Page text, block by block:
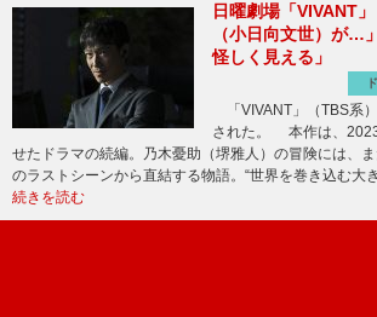
日曜劇場「VIVANT
（小日向文世）が…
怪しく見える」
「VIVANT」（TBS系
された。 本作は、
せたドラマの続編。乃木憂助（堺雅人）の冒険には、
のラストシーンから直結する物語。“世界を巻き込む大
続きを読む